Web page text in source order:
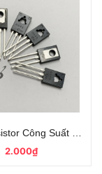
Cắm
Công Suất PNP
2.000₫